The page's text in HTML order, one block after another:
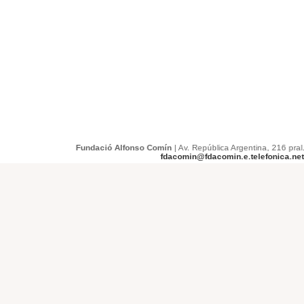
Fundació Alfonso Comín| Av. República Argentina, 216
fdacomin@fdacomin.e.telefonica.net